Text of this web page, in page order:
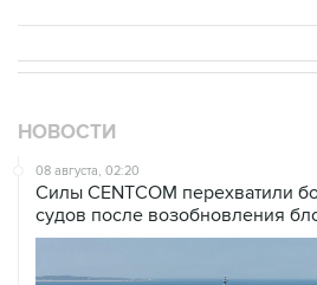
08 августа, 02:20
Силы CENTCOM перехватили
судов после возобновления